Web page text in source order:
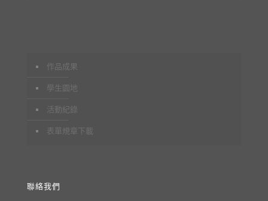
作品成果
學生園地
活動紀錄
表單規章下載
聯絡我們